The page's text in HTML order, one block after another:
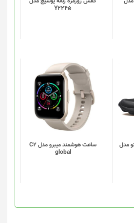
Y2245
مدل
ساعت هوشمند میبرو مدل C2
global
این
محصول
دارای
انواع
مختلفی
می
گزینه
ها
محصول